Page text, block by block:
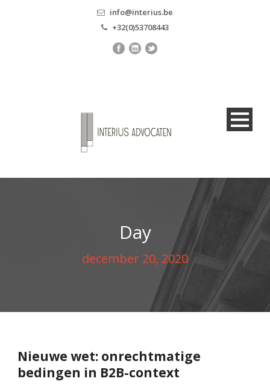
info@interius.be
+32(0)53708443
Day
december 20, 2020
Nieuwe wet: onrechtmatige
bedingen in B2B-context